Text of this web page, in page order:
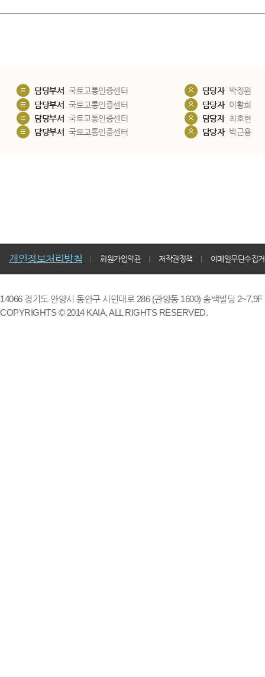
담당부서 국토교통인증센터 담당자 박정원
담당부서 국토교통인증센터 담당자 이황희
담당부서 국토교통인증센터 담당자 최호현
담당부서 국토교통인증센터 담당자 박근용
개인정보처리방침 회원가입약관 저작권정책 이메일무단수집
14066 경기도 안양시 동안구 시민대로 286 (관양동 1600) 송백빌딩
COPYRIGHTS © 2014 KAIA, ALL RIGHTS RESERVED.